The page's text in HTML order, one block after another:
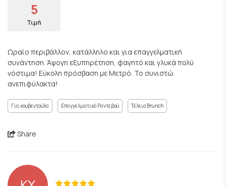
5
Τιμή
Ωραίο περιβάλλον, κατάλληλο και για επαγγελματική
συνάντηση. Άψογη εξυπηρέτηση, φαγητό και γλυκά πολύ
νόστιμα! Εύκολη πρόσβαση με Μετρό. Το συνιστώ
ανεπιφύλακτα!
Για κουβεντούλα Επαγγελματικό Ραντεβού Τέλειο Brunch
Share